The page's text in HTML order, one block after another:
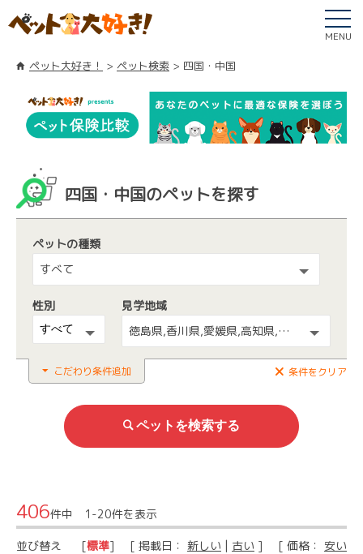
MENU
ペット大好き！ ペット検索 四国・中国
四国・中国のペットを探す
ペットの種類
すべて
性別
見学地域
徳島県,香川県,愛媛県,高知県,広島県,島根県,山口県,鳥取県,岡山県
こだわり条件追加 条件をクリア
406件中 1-20件を表示
並び替え [標準] [ 掲載日： 新しい | 古い ] [ 価格： 安い